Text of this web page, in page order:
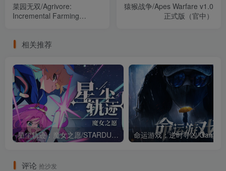
菜园无双/Agrivore:
Incremental Farming
猿猴战争/Apes Warfare v1.0
正式版（官中）
相关推荐
星尘轨迹：魔女之愿/STARDUST: Wish of Witch Build.23510343（官中）
评论 抢沙发